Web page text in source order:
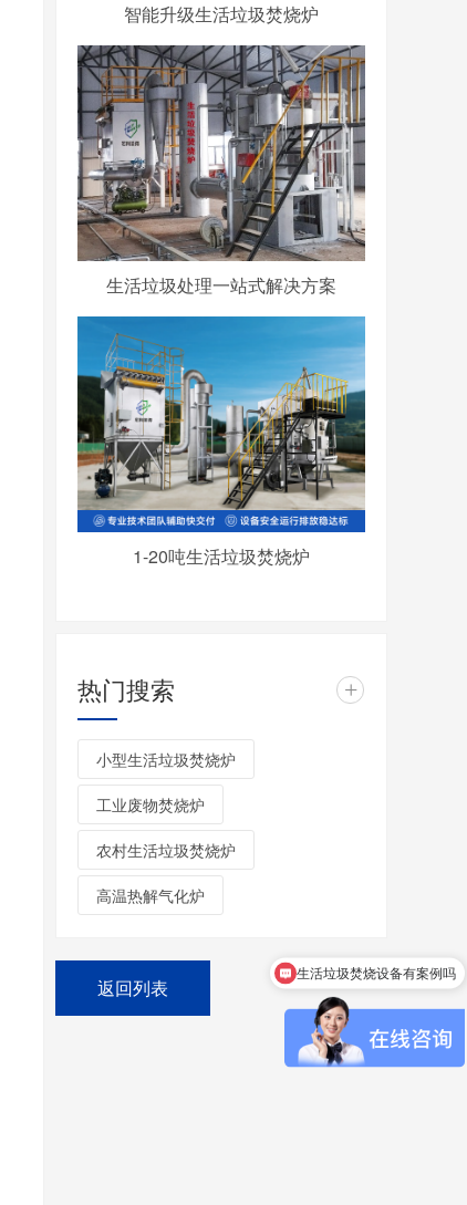
智能升级生活垃圾焚烧炉
生活垃圾处理一站式解决方案
1-20吨生活垃圾焚烧炉
热门搜索 +
小型生活垃圾焚烧炉
工业废物焚烧炉
农村生活垃圾焚烧炉
高温热解气化炉
返回列表
咨询生活垃圾处理设备